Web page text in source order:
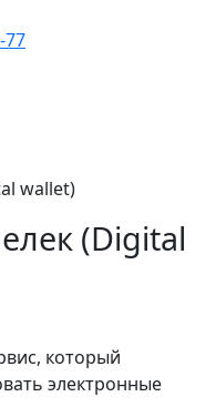
77
wallet)
(Digital
который
электронные